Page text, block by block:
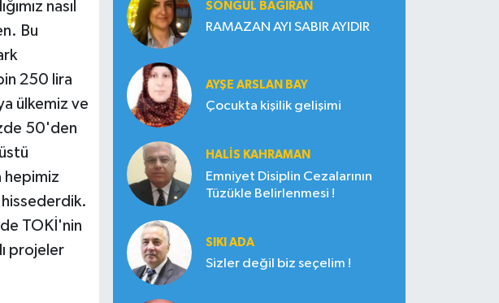
nasıl
Bu
250 lira
ülkemiz ve
50'den
hepimiz
TOKİ'nin
projeler
SONGÜL BAĞIRAN
RAMAZAN AYI SABIR AYIDIR
AYŞE ARSLAN BAY
Çocukta kişilik gelişimi
HALIS KAHRAMAN
Emniyet Disiplin Cezalarının
Tüzükle Belirlenmesi !
SIKI ADA
Sizler değil biz seçelim !